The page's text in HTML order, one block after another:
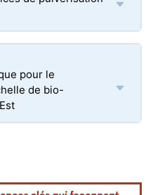
pour le
de bio-